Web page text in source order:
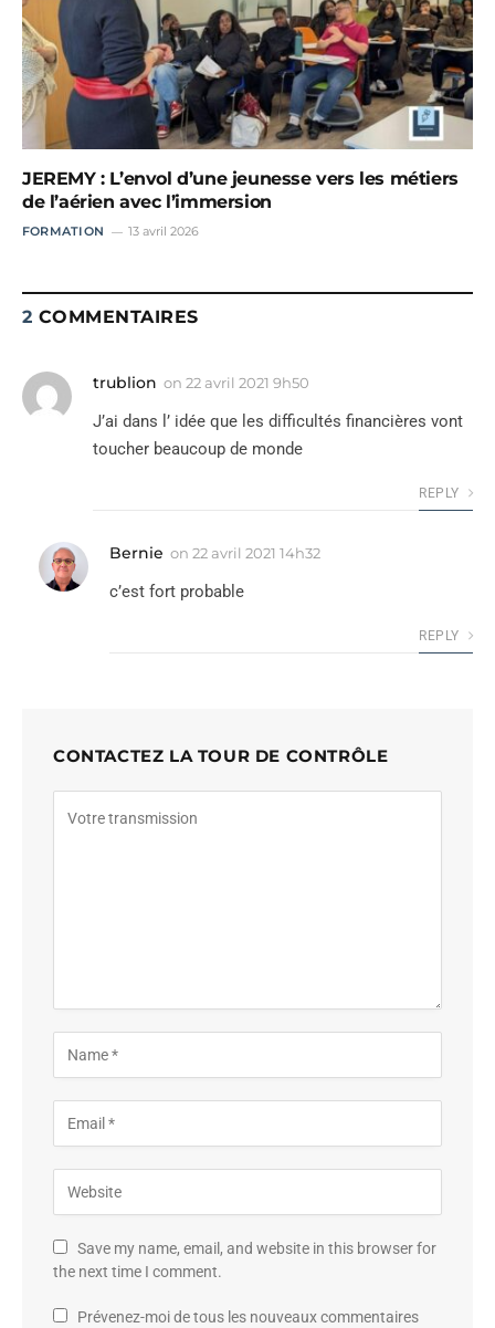
JEREMY : L’envol d’une jeunesse vers les métiers
de l’aérien avec l’immersion
FORMATION 13 avril 2026
2 COMMENTAIRES
trublion on 22 avril 2021 9h50
J’ai dans l’ idée que les difficultés financières vont
toucher beaucoup de monde
REPLY
Bernie on 22 avril 2021 14h32
c’est fort probable
REPLY
CONTACTEZ LA TOUR DE CONTRÔLE
Save my name, email, and website in this browser for
the next time I comment.
Prévenez-moi de tous les nouveaux commentaires